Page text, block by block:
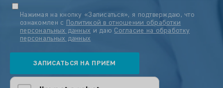
Нажимая на кнопку «Записаться», я подтверждаю, что
ознакомлен с
Политикой в отношении обработки
персональных данных и даю Согласие на обработку
персональных данных